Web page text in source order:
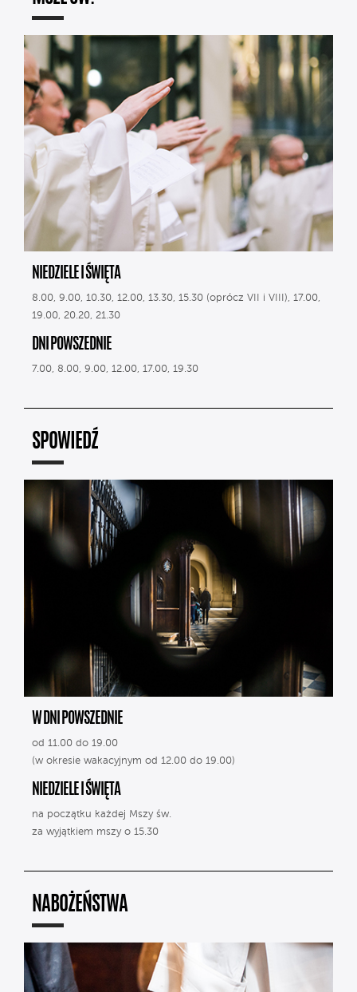
NIEDZIELE I ŚWIĘTA
8.00, 9.00, 10.30, 12.00, 13.30, 15.30 (oprócz VII i VIII), 17.00,
19.00, 20.20, 21.30
DNI POWSZEDNIE
7.00, 8.00, 9.00, 12.00, 17.00, 19.30
SPOWIEDŹ
W DNI POWSZEDNIE
od 11.00 do 19.00
(w okresie wakacyjnym od 12.00 do 19.00)
NIEDZIELE I ŚWIĘTA
na początku każdej Mszy św.
za wyjątkiem mszy o 15.30
NABOŻEŃSTWA